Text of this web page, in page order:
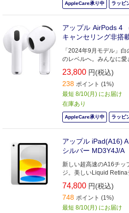
AppleCare承り中 ラッピ
アップル AirPods 4
キャンセリング非搭
「2024年9月モデル」
のレベルへ。みんなに
いフィット感。みんなに
ウンド。
23,800 円(税込)
238 ポイント (1%)
最短 8/10(月) にお届け
在庫あり
AppleCare承り中 ラッピ
アップル iPad(A16)
シルバー MD3Y4J/A
新しい超高速のA16チッ
ジ。美しいLiquid
のデザイン。もっと夢中
74,800 円(税込)
748 ポイント (1%)
最短 8/10(月) にお届け